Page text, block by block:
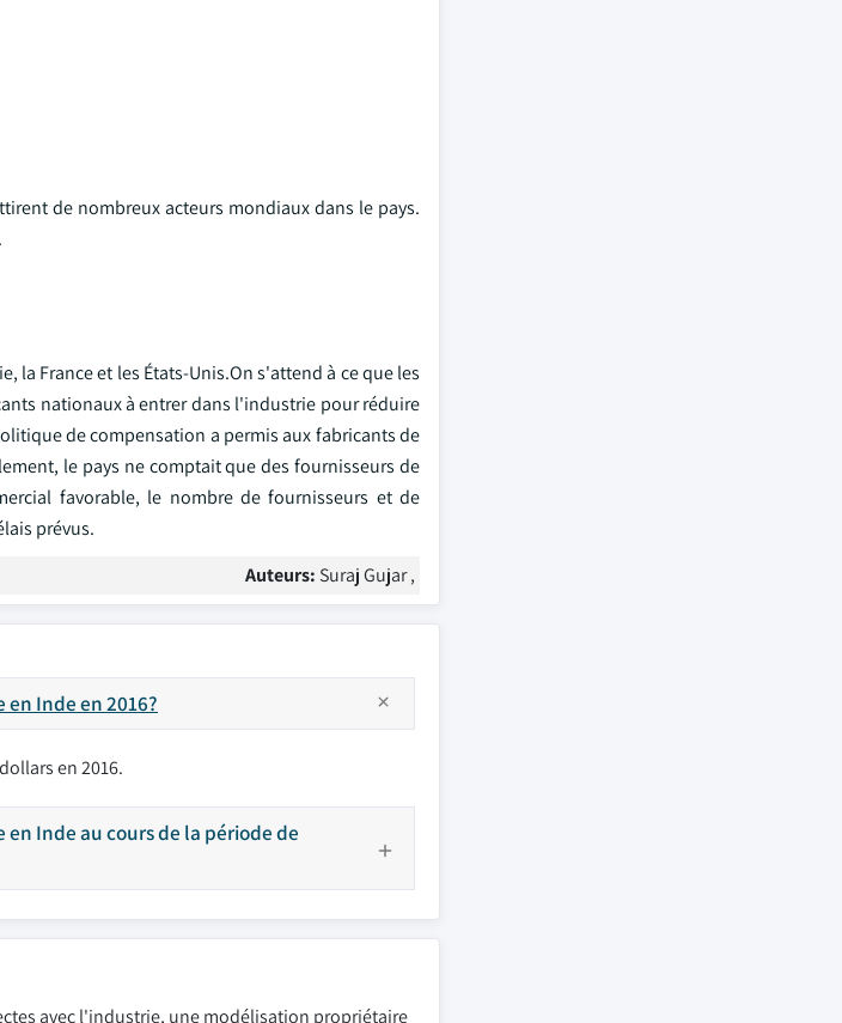
de nombreux acteurs mondiaux dans le pays.
la France et les États-Unis.On s'attend à ce que les
nationaux à entrer dans l'industrie pour réduire
de compensation a permis aux fabricants de
le pays ne comptait que des fournisseurs de
favorable, le nombre de fournisseurs et de
prévus.
Auteurs: Suraj Gujar ,
Inde en 2016?
en 2016.
Inde au cours de la période de
avec l'industrie, une modélisation propriétaire